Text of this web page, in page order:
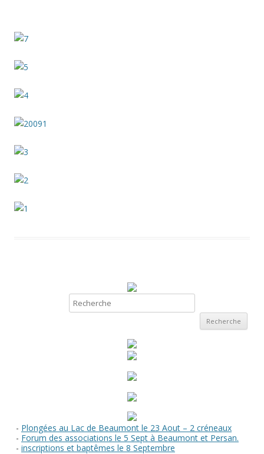
Recherche
- Plongées au Lac de Beaumont le 23 Aout – 2 créneaux
- Forum des associations le 5 Sept à Beaumont et Persan.
- inscriptions et baptêmes le 8 Septembre